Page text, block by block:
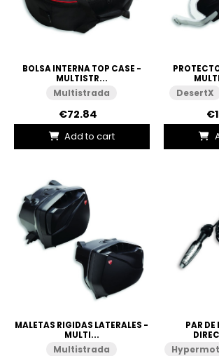
BOLSA INTERNA TOP CASE -
MULTISTR...
Multistrada
€72.84
Add to cart
DesertX
MALETAS RIGIDAS LATERALES -
MULTI...
Multistrada
PAR